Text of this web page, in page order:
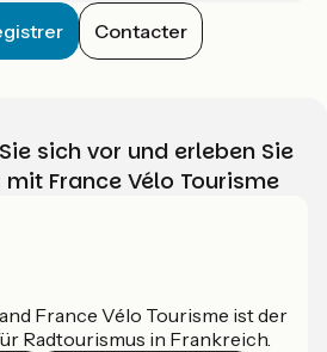
Contacter
sich vor und erleben Sie
mit France Vélo Tourisme
France Vélo Tourisme ist der
Radtourismus in Frankreich.